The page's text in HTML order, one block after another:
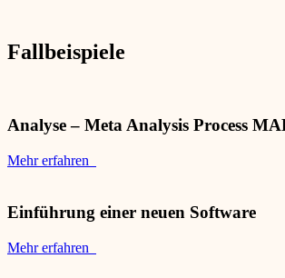
Fallbeispiele
Analyse – Meta Analysis Process
Mehr erfahren
Einführung einer neuen Software
Mehr erfahren